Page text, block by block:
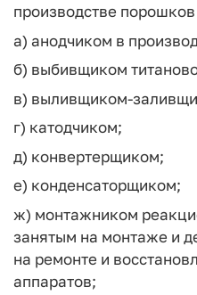
производстве
а) анодчиком в
б) выбивщиком
в) выливщиком-
г) катодчиком;
д) конвертерщиком;
е) конденсаторщиком;
ж) монтажником
занятым на монтаже и
на ремонте и
аппаратов;